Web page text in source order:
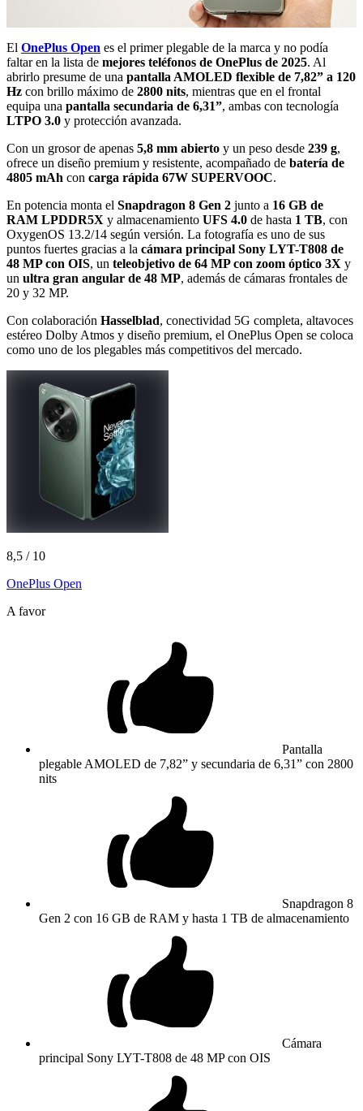
El OnePlus Open es el primer plegable de la marca y no podía
faltar en la lista de mejores teléfonos de OnePlus de 2025. Al
abrirlo presume de una pantalla AMOLED flexible de 7,82” a 120
Hz con brillo máximo de 2800 nits, mientras que en el frontal
equipa una pantalla secundaria de 6,31”, ambas con tecnología
LTPO 3.0 y protección avanzada.
Con un grosor de apenas 5,8 mm abierto y un peso desde 239 g,
ofrece un diseño premium y resistente, acompañado de batería de
4805 mAh con carga rápida 67W SUPERVOOC.
En potencia monta el Snapdragon 8 Gen 2 junto a 16 GB de
RAM LPDDR5X y almacenamiento UFS 4.0 de hasta 1 TB, con
OxygenOS 13.2/14 según versión. La fotografía es uno de sus
puntos fuertes gracias a la cámara principal Sony LYT-T808 de
48 MP con OIS, un teleobjetivo de 64 MP con zoom óptico 3X y
un ultra gran angular de 48 MP, además de cámaras frontales de
20 y 32 MP.
Con colaboración Hasselblad, conectividad 5G completa, altavoces
estéreo Dolby Atmos y diseño premium, el OnePlus Open se coloca
como uno de los plegables más competitivos del mercado.
8,5 / 10
OnePlus Open
A favor
Pantalla
plegable AMOLED de 7,82” y secundaria de 6,31” con 2800
nits
Snapdragon 8
Gen 2 con 16 GB de RAM y hasta 1 TB de almacenamiento
Cámara
principal Sony LYT-T808 de 48 MP con OIS